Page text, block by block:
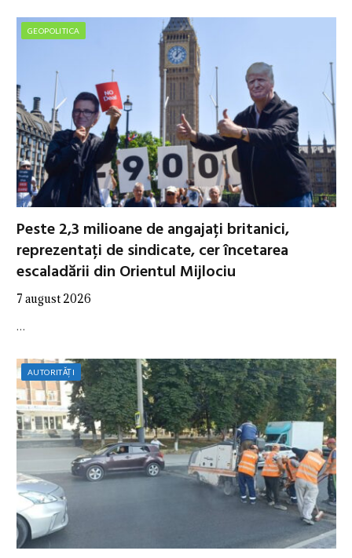
GEOPOLITICA
Peste 2,3 milioane de angajați britanici,
reprezentați de sindicate, cer încetarea
escaladării din Orientul Mijlociu
7 august 2026
…
AUTORITĂȚI